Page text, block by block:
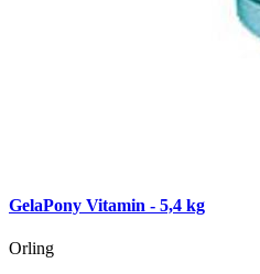
GelaPony Vitamin - 5,4 kg
Orling